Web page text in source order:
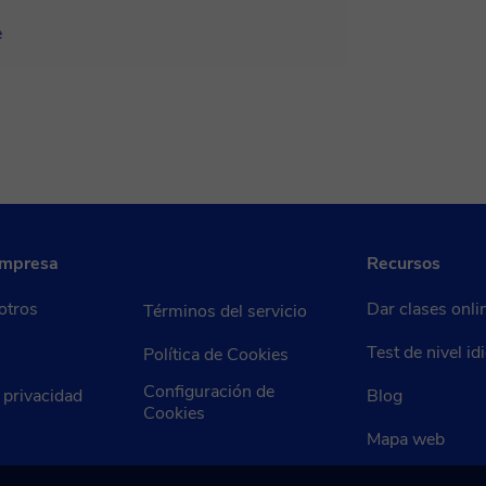
Términos del servicio
Política de Cookies
Configuración de
Cookies
Recursos
Dar clases
Test de nivel
Blog
Mapa web